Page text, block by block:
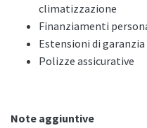
climatizzazione
Finanziamenti
Estensioni di garanzia
Polizze assicurative
Note aggiuntive